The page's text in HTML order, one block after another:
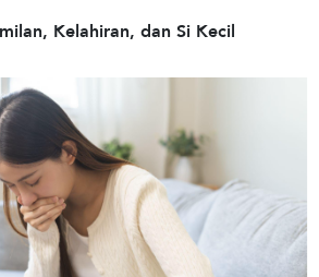
Kelahiran, dan Si Kecil